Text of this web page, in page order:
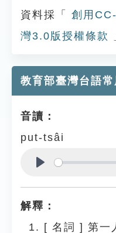
資料採「
創用
灣3.0版授權條款
教育部臺灣台語
音讀：
put-tsâi
解釋：
[ 名詞 ] 第一